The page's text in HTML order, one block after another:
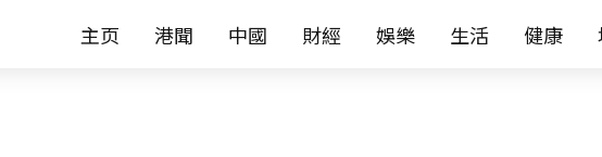
主页 港聞 中國 財經 娛樂 生活 健康